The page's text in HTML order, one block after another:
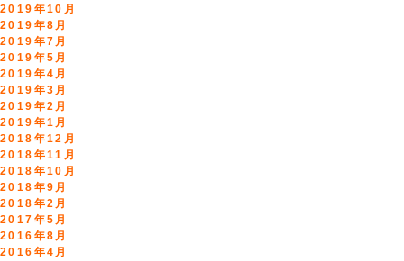
2019年10月
2019年8月
2019年7月
2019年5月
2019年4月
2019年3月
2019年2月
2019年1月
2018年12月
2018年11月
2018年10月
2018年9月
2018年2月
2017年5月
2016年8月
2016年4月